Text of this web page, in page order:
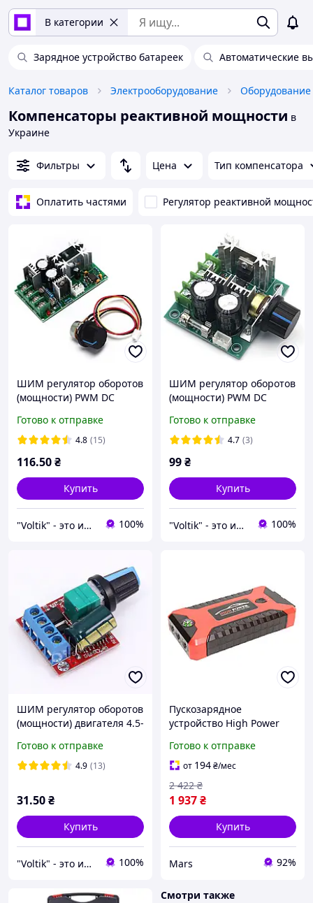
В категории
Зарядное устройство батареек Автоматические
Каталог товаров Электрооборудование
Компенсаторы реактивной мощности в
Украине
Фильтры Цена Тип компенсатора
Оплатить частями Регулятор реактивной
ШИМ регулятор оборотов
(мощности) PWM DC
Готово к отправке
4.8 (15)
116.50₴
Купить
"Voltik" - это интернет-магазин электронных модулей, компонентов и приборов для электроники. 100%
ШИМ регулятор оборотов
(мощности) PWM DC
Готово к отправке
4.7 (3)
99₴
Купить
"Voltik" - это интернет-магазин электронных модулей, компонентов и приборов для электроники. 100%
ШИМ регулятор оборотов
(мощности) двигателя 4.5-
Готово к отправке
4.9 (13)
31.50₴
Купить
"Voltik" - это интернет-магазин электронных модулей, компонентов и приборов для электроники. 100%
Пускозарядное
устройство High Power
99800 мАч портативное
пусковое устройство с
насосом
Готово к отправке
от 194₴/мес
1 937₴
2 422 ₴
Купить
Mars 92%
Смотри также